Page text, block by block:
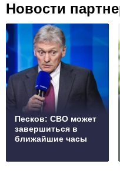
Новости
Песков: СВО может
завершиться в
ближайшие часы